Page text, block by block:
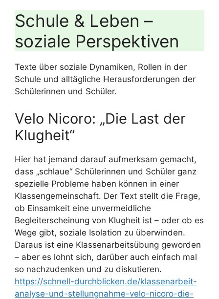
Schule & Leben –
soziale Perspektiven
Texte über soziale Dynamiken, Rollen in der
Schule und alltägliche Herausforderungen der
Schülerinnen und Schüler.
Velo Nicoro: „Die Last der
Klugheit“
Hier hat jemand darauf aufmerksam gemacht,
dass „schlaue“ Schülerinnen und Schüler ganz
spezielle Probleme haben können in einer
Klassengemeinschaft. Der Text stellt die Frage,
ob Einsamkeit eine unvermeidliche
Begleiterscheinung von Klugheit ist – oder ob es
Wege gibt, soziale Isolation zu überwinden.
Daraus ist eine Klassenarbeitsübung geworden
– aber es lohnt sich, darüber auch einfach mal
so nachzudenken und zu diskutieren.
https://schnell-durchblicken.de/klassenarbeit-
analyse-und-stellungnahme-velo-nicoro-die-